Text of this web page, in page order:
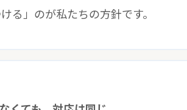
る」のが私たちの方針です。